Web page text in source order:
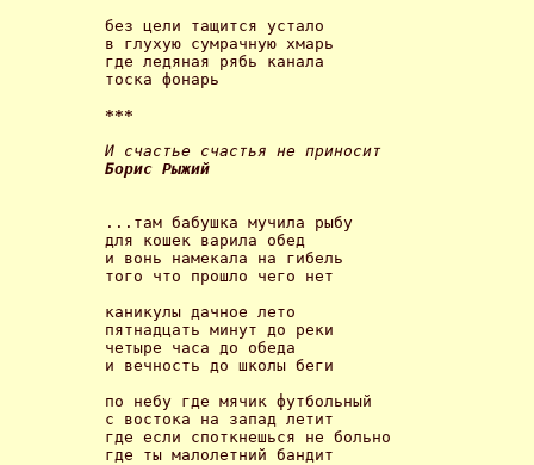
без цели тащится устало
в глухую сумрачную хмарь
где ледяная рябь канала
тоска фонарь
***
Борис Рыжий
...там бабушка мучила рыбу
для кошек варила обед
и вонь намекала на гибель
того что прошло чего нет
каникулы дачное лето
пятнадцать минут до реки
четыре часа до обеда
и вечность до школы беги
по небу где мячик футбольный
с востока на запад летит
где если споткнешься не больно
где ты малолетний бандит